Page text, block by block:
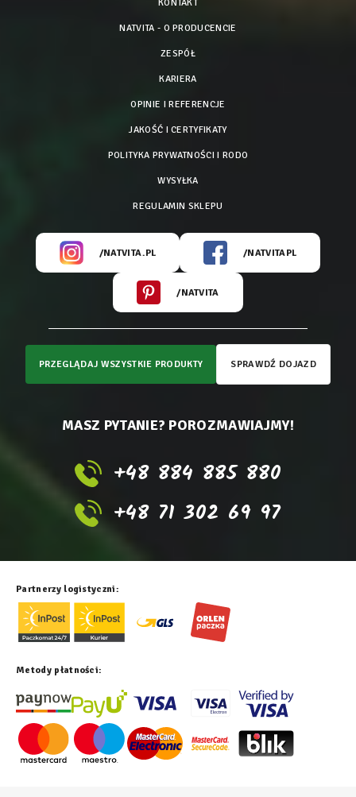
KONTAKT
NATVITA - O PRODUCENCIE
ZESPÓŁ
KARIERA
OPINIE I REFERENCJE
JAKOŚĆ I CERTYFIKATY
POLITYKA PRYWATNOŚCI I RODO
WYSYŁKA
REGULAMIN SKLEPU
/NATVITA.PL /NATVITAPL
/NATVITA
PRZEGLĄDAJ WSZYSTKIE PRODUKTY SPRAWDŹ DOJAZD
MASZ PYTANIE? POROZMAWIAJMY!
+48 884 885 880
+48 71 302 69 97
Partnerzy logistyczni:
Metody płatności: